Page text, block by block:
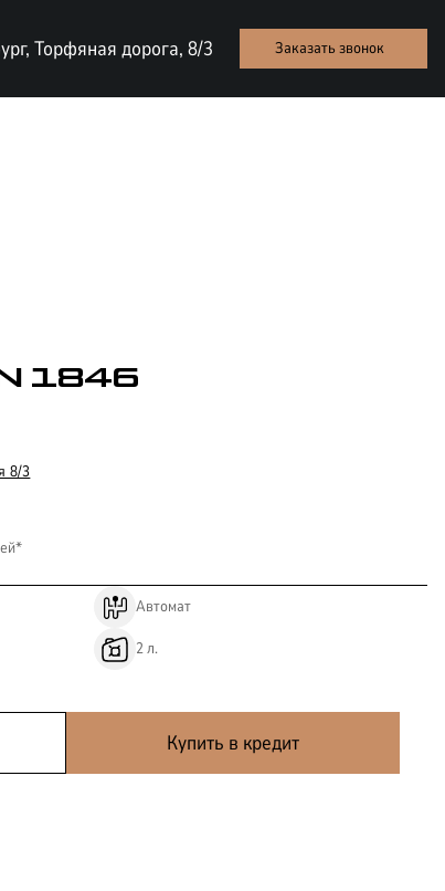
Торфяная дорога, 8/3 Заказать звонок
1846
8/3
Автомат
2л.
Купить в кредит